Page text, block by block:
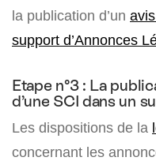
la publication d’un
support d’Annonces
Etape n°3 : La
d’une SCI dans un
Les dispositions de la
concernant les